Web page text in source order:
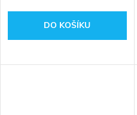
DO KOŠÍKU